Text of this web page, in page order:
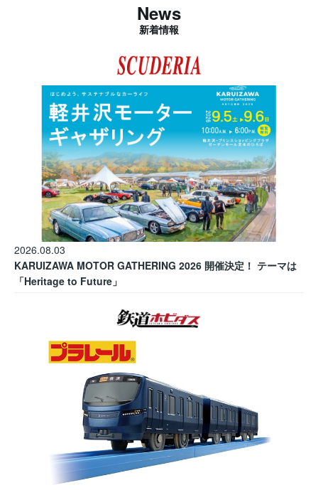
News
新着情報
2026.08.03
KARUIZAWA MOTOR GATHERING 2026 開催決定！ テーマは
「Heritage to Future」